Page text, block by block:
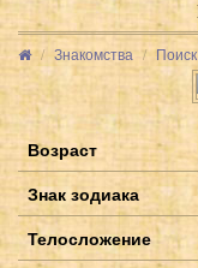
Знакомства Поиск
Возраст
Знак зодиака
Телосложение